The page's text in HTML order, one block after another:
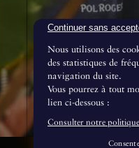
Continuer sans
Nous utilisons des
des statistiques de
navigation du site.
Vous pourrez à tout
lien ci-dessous :
Consulter notre